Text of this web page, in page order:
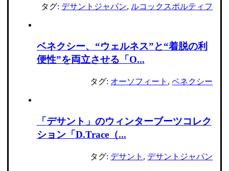
タグ: デサントジャパン, ルコックスポルティフ
ベネクシー、“ウェルネス”と“着脱の利
便性”を両立させる「O...
タグ: オーソフィート ,ベネクシー
「デサント」のウィンターブーツコレク
ション「D.Trace（...
タグ: デサント , デサントジャパン